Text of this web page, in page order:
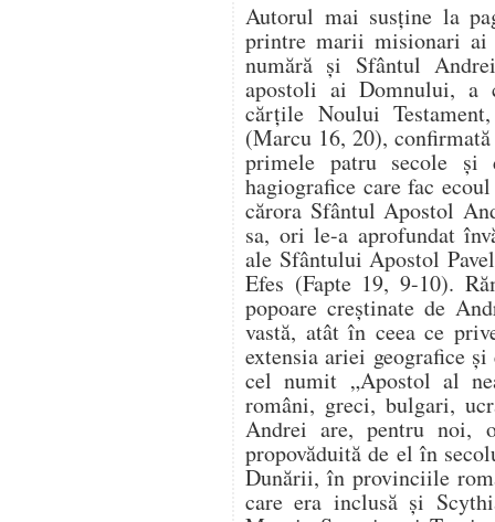
Autorul mai susţine la
printre marii misionari
numără şi Sfântul
apostoli ai Domnului, a
cărţile Noului
(Marcu 16, 20),
primele patru secole şi
hagiografice care fac
cărora Sfântul Apostol
sa, ori le-a aprofundat
ale Sfântului Apostol
Efes (Fapte 19, 9-10).
popoare creştinate de
vastă, atât în ceea ce
extensia ariei geografice
cel numit „Apostol al
români, greci, bulgari,
Andrei are, pentru noi,
propovăduită de el în
Dunării, în provinciile
care era inclusă şi